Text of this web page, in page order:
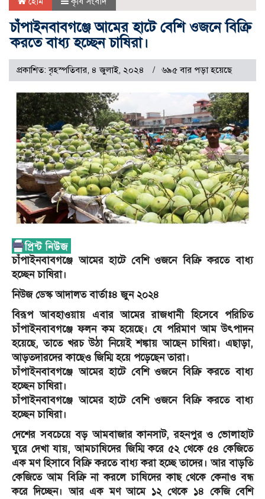
চাঁপাইনবাবগঞ্জে আমের হাটে বেশি ওজনে বিক্রি
করতে বাধ্য হচ্ছেন চাষিরা।
প্রকাশিত: বৃহস্পতিবার, ৪ জুলাই, ২০২৪ ৬৯৫ বার পড়া হয়েছে
চাঁপাইনবাবগঞ্জে আমের হাটে বেশি ওজনে বিক্রি করতে বাধ্য
হচ্ছেন চাষিরা।
নিউজ ডেস্ক আদালত বার্তাঃ৪ জুন ২০২৪
বিরূপ আবহাওয়ায় এবার আমের রাজধানী হিসেবে পরিচিত
চাঁপাইনবাবগঞ্জে ফলন কম হয়েছে। যে পরিমাণ আম উৎপাদন
হয়েছে, তাতে খরচ উঠা নিয়েই শঙ্কায় আছেন চাষিরা। এছাড়া,
আড়তদারদের কাছেও জিম্মি হয়ে পড়েছেন তারা।
চাঁপাইনবাবগঞ্জে আমের হাটে বেশি ওজনে বিক্রি করতে বাধ্য
হচ্ছেন চাষিরা।
চাঁপাইনবাবগঞ্জে আমের হাটে বেশি ওজনে বিক্রি করতে বাধ্য
হচ্ছেন চাষিরা।
দেশের সবচেয়ে বড় আমবাজার কানসাট, রহনপুর ও ভোলাহাট
ঘুরে দেখা যায়, আমচাষিদের জিম্মি করে ৫২ থেকে ৫৪ কেজিতে
এক মণ হিসাবে বিক্রি করতে বাধ্য করা হচ্ছে তাদের। আর বাড়তি
কেজিতে আম বিক্রি না করলে চাষিদের কাছ থেকে কেনাও বন্ধ
করে দিচ্ছেন। আর এক মণ আমে ১২ থেকে ১৪ কেজি বেশি